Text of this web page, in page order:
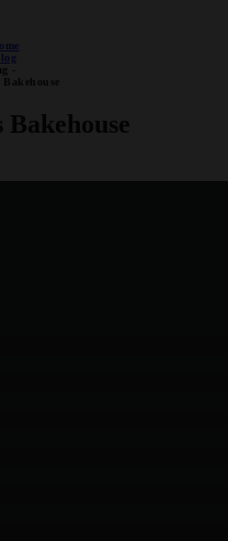
-
Bakehouse